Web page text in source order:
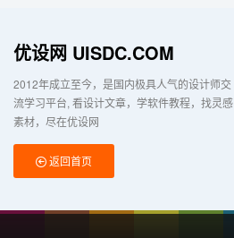
优设网 UISDC.COM
2012年成立至今，是国内极具人气的设计师交
流学习平台 看设计文章，学软件教程，找灵感
素材，尽在优设网
返回首页